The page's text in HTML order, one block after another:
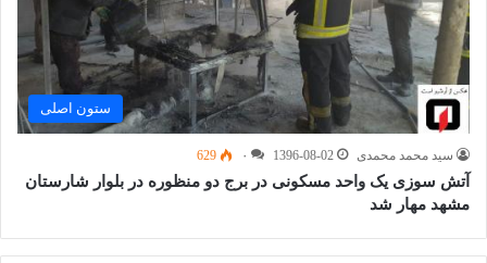
ستون اصلی
سید محمد محمدی 1396-08-02 ۰ 629
آتش سوزی یک واحد مسکونی در برج دو منظوره در بلوار شارستان
مشهد مهار شد